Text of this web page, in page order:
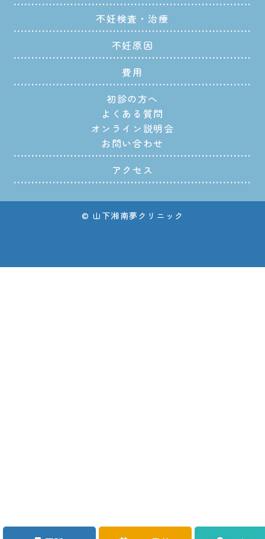
不妊検査・治療
不妊原因
費用
初診の方へ
よくある質問
オンライン説明会
お問い合わせ
アクセス
© 山下湘南夢クリニック